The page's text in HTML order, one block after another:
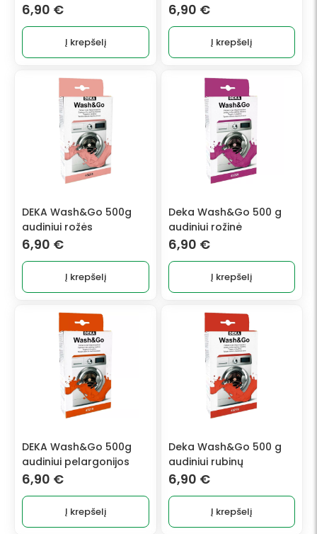
6,90 €
Į krepšelį
6,90 €
Į krepšelį
DEKA Wash&Go 500g
audiniui rožės
6,90 €
Į krepšelį
Deka Wash&Go 500 g
audiniui rožinė
6,90 €
Į krepšelį
DEKA Wash&Go 500g
audiniui pelargonijos
6,90 €
Į krepšelį
Deka Wash&Go 500 g
audiniui rubinų
6,90 €
Į krepšelį